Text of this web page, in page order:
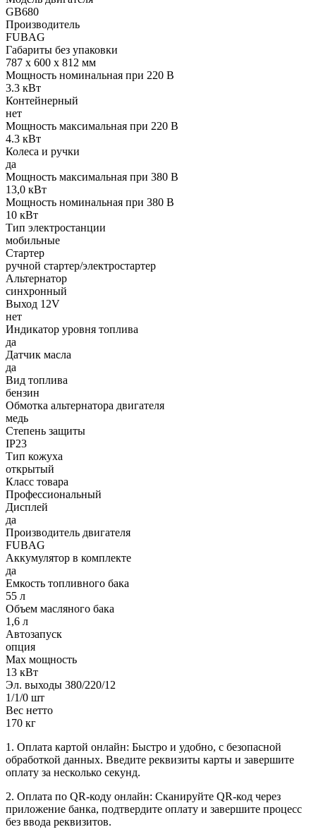
GB680
Производитель
FUBAG
Габариты без упаковки
787 x 600 x 812 мм
Мощность номинальная при 220 В
3.3 кВт
Контейнерный
нет
Мощность максимальная при 220 В
4.3 кВт
Колеса и ручки
да
Мощность максимальная при 380 В
13,0 кВт
Мощность номинальная при 380 В
10 кВт
Тип электростанции
мобильные
Стартер
ручной стартер/электростартер
Альтернатор
синхронный
Выход 12V
нет
Индикатор уровня топлива
да
Датчик масла
да
Вид топлива
бензин
Обмотка альтернатора двигателя
медь
Степень защиты
IP23
Тип кожуха
открытый
Класс товара
Профессиональный
Дисплей
да
Производитель двигателя
FUBAG
Аккумулятор в комплекте
да
Емкость топливного бака
55 л
Объем масляного бака
1,6 л
Автозапуск
опция
Max мощность
13 кВт
Эл. выходы 380/220/12
1/1/0 шт
Вес нетто
170 кг
1. Оплата картой онлайн: Быстро и удобно, с безопасной
обработкой данных. Введите реквизиты карты и завершите
оплату за несколько секунд.
2. Оплата по QR-коду онлайн: Сканируйте QR-код через
приложение банка, подтвердите оплату и завершите процесс
без ввода реквизитов.